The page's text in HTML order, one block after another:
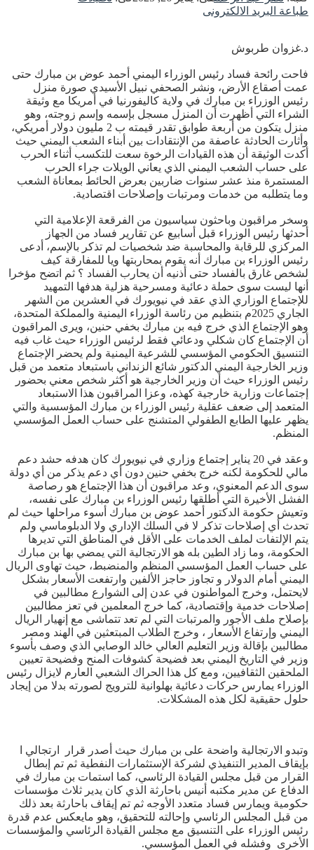
طباعة البريد الالكترونى
د.غزوان طربوش
فاحت رائحة فساد رئيس الوزراء اليمني أحمد عوض بن مبارك حتى
عمت أصقاع الأرض، ونشر الصحفي نبيل الأسيدي صورة منزل
رئيس الوزراء بن مبارك في ولاية كاليفورنيا في أمريكا مع وثيقة
الشراء التي أظهرت أن المنزل مسجل بإسمه وإسم زوجته، وهو
منزل يتكون من أربعة طوابق تقدر قيمته ب 2 مليون دولار أمريكي،
وأثارت الحادثة عاصفة من الإنتقادات بين أبناء الشعب اليمني حيث
أكدت الوثيقة أن هذه القيادات الرخوة سعت للتكسب أثناء الحرب
على حساب الشعب اليمني الذي يعاني الويلات جراء الحرب
المستمرة منذ عشر سنوات ضاربين بعرض الحائط بمعاناة الشعب
وما يتطلبه من خدمات ومرتبات وإصلاحات اقتصادية.
وسخر مراقبون وباحثون سياسيون من الفرقعة الإعلامية التي
أحدثها رئيس الوزراء قبل أسابيع عن تقارير فساد من الجهاز
المركزي للرقابة والمحاسبة ضد شخصيات لم تذكر بالإسم، أدعى
رئيس الوزراء بن مبارك أنه يقوم بمحاربتها ويا للمفارقة كيف
لشخص غارق بالفساد حتى أذنيه أن يحارب الفساد ؟ ثم اتضح مؤخرا
أنها ليست سوى حملة دعائية ومسرحية هزلية هدفها التمهيد
للإجتماع الوزاري الذي عقد في نيويورك في العشرين من الشهر
الجاري 2025م بتنظيم من رئاسة الوزراء اليمنية والمملكة المتحدة،
وهو الإجتماع الذي خرج فيه بن مبارك بخفي حنين، ويرى المراقبون
أن الإجتماع كان شكلي ودعائي فقط لرئيس الوزراء حيث غاب فيه
التنسيق الحكومي المؤسسي للشرعية اليمنية ولم يحضر الإجتماع
وزير الخارجية اليمني الدكتور شائع الزنداني باستبعاد متعمد من قبل
رئيس الوزراء حيث أن وزير الخارجية هو أكثر شخص معني بحضور
إجتماعات وزارية خارجية كهذه، وعزا المراقبون هذا الاستبعاد
المتعمد إلى ضعف عقلية رئيس الوزراء بن مبارك المؤسسية والتي
يظهر عليها الطابع الطفولي المتشنج على حساب العمل المؤسسي
المنظم.
وعقد في 20 يناير إجتماع وزاري في نيويورك كان هدفه حشد دعم
مالي للحكومة لكنه خرج بخفي حنين دون أي دعم يذكر من أي دولة
سوى الدعم المعنوي، وعد مراقبون أن هذا الإجتماع هو رصاصة
الفشل الأخيرة التي أطلقها رئيس الوزراء بن مبارك على نفسه،
وتعيش حكومة الدكتور أحمد عوض بن مبارك أسوء مراحلها حيث لم
تحدث أي إصلاحات تذكر لا في السلك الإداري ولا الدبلوماسي ولم
يتم الإلتفات لملف الخدمات على الأقل في المناطق التي تديرها
الحكومة، وما زاد الطين بله هو الارتجالية التي يمضي بها بن مبارك
على حساب العمل المؤسسي المنظم والمنضبط، حيث تهاوى الريال
اليمني أمام الدولار و تجاوز حاجز الألفين وارتفعت الأسعار بشكل
لايحتمل، وخرج المواطنون في عدن إلى الشوارع مطالبين في
إصلاحات خدمية وإقتصادية، كما خرج المعلمين في تعز مطالبين
بإصلاح ملف الأجور والمرتبات التي لم تعد تتماشى مع إنهيار الريال
اليمني وإرتفاع الأسعار ، وخرج الطلاب المبتعثين في الهند ومصر
مطالبين بإقالة وزير التعليم العالي خالد الوصابي الذي وصف بأسوء
وزير في التاريخ اليمني بعد فضيحة كشوفات المنح وفضيحة تعيين
الملحقين الثقافيين، ومع كل هذا الحراك الشعبي العارم لايزال رئيس
الوزراء يمارس حركات دعائية بهلوانية للترويج لصورته بدلا من إيجاد
حلول حقيقية لكل هذه المشكلات.
وتبدو الارتجالية واضحة على بن مبارك حيث أصدر قرار ارتجالي ا
بإيقاف المدير التنفيذي لشركة الإستثمارات النفطية ثم تم إبطال
القرار من قبل مجلس القيادة الرئاسي، كما استمات بن مبارك في
الدفاع عن مدير مكتبه أنيس باحارثة الذي كان يدير ثلاث مؤسسات
حكومية ويمارس فساد متعدد الأوجه ثم تم إيقاف باحارثة بعد ذلك
من قبل المجلس الرئاسي وإحالته للتحقيق، وهو مايعكس عدم قدرة
رئيس الوزراء على التنسيق مع مجلس القيادة الرئاسي والمؤسسات
الأخرى وفشله في العمل المؤسسي.